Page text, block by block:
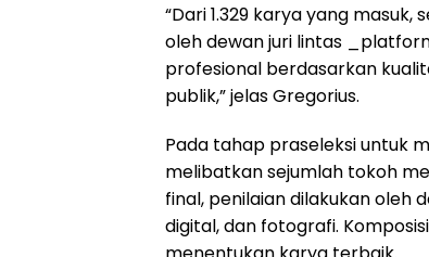
“Dari 1.329 karya yang
oleh dewan juri lintas
profesional berdasarkan
publik,” jelas Gregorius.
Pada tahap praseleksi untuk
melibatkan sejumlah tokoh
final, penilaian dilakukan oleh
digital, dan fotografi.